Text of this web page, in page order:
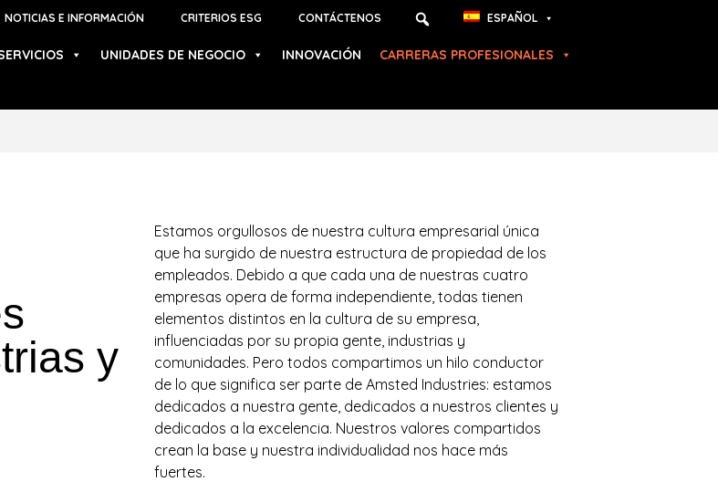
NOTICIAS E INFORMACIÓN CRITERIOS ESG CONTÁCTENOS ESPAÑOL
UNIDADES DE NEGOCIO INNOVACIÓN CARRERAS PROFESIONALES
y
Estamos orgullosos de nuestra cultura empresarial única
que ha surgido de nuestra estructura de propiedad de los
empleados. Debido a que cada una de nuestras cuatro
empresas opera de forma independiente, todas tienen
elementos distintos en la cultura de su empresa,
influenciadas por su propia gente, industrias y
comunidades. Pero todos compartimos un hilo conductor
de lo que significa ser parte de Amsted Industries: estamos
dedicados a nuestra gente, dedicados a nuestros clientes y
dedicados a la excelencia. Nuestros valores compartidos
crean la base y nuestra individualidad nos hace más
fuertes.